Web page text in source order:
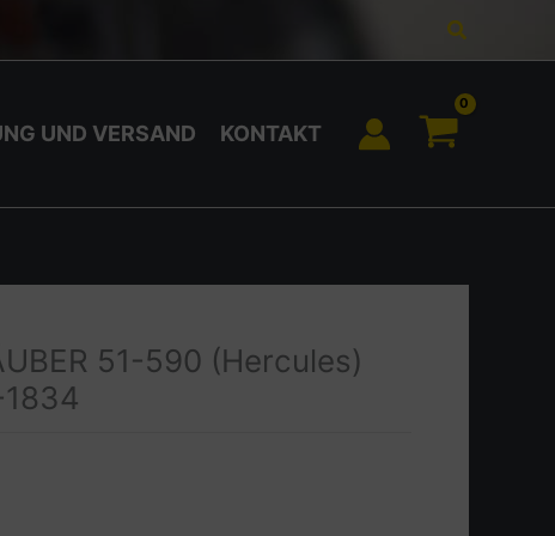
Suchen
UND VERSAND KONTAKT
51-590 (Hercules)